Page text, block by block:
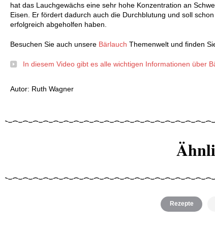
hat das Lauchgewächs eine sehr hohe Konzentration an
Eisen. Er fördert dadurch auch die Durchblutung und soll
erfolgreich abgeholfen haben.
Besuchen Sie auch unsere Bärlauch Themenwelt und finden
In diesem Video gibt es alle wichtigen Informationen über
Autor: Ruth Wagner
Rezepte